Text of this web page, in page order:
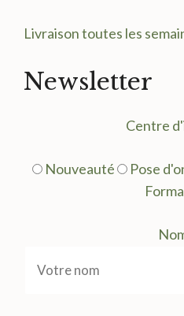
Livraison toutes les
Newsletter
Centre
Nouveauté Pose